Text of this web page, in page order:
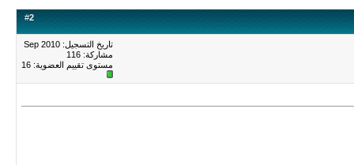
#2
تاريخ التسجيل: Sep 2010
مشاركة: 116
مستوى تقييم العضوية: 16